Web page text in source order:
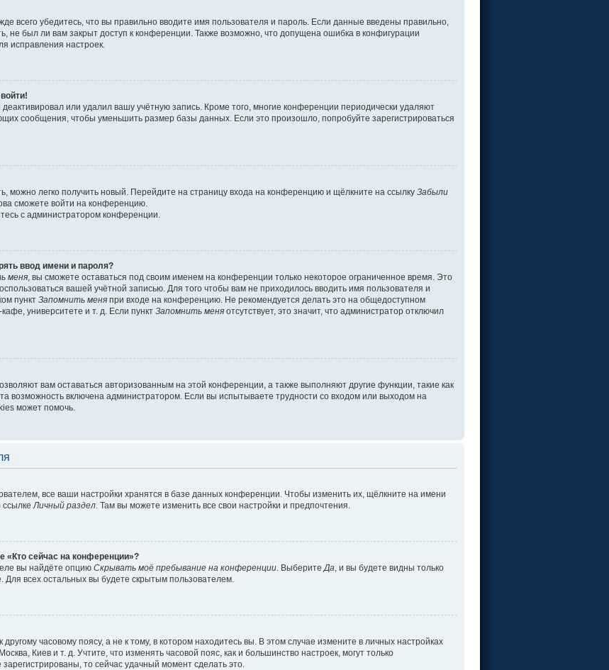
всего убедитесь, что вы правильно вводите имя пользователя и пароль. Если данные введены правильно,
не был ли вам закрыт доступ к конференции. Также возможно, что допущена ошибка в конфигурации
исправления настроек.
или удалил вашу учётную запись. Кроме того, многие конференции периодически удаляют
сообщения, чтобы уменьшить размер базы данных. Если это произошло, попробуйте зарегистрироваться
можно легко получить новый. Перейдите на страницу входа на конференцию и щёлкните на ссылку Забыли
сможете войти на конференцию.
с администратором конференции.
ввод имени и пароля?
меня, вы сможете оставаться под своим именем на конференции только некоторое ограниченное время. Это
вашей учётной записью. Для того чтобы вам не приходилось вводить имя пользователя и
пункт Запомнить меня при входе на конференцию. Не рекомендуется делать это на общедоступном
университете и т. д. Если пункт Запомнить меня отсутствует, это значит, что администратор отключил
вам оставаться авторизованным на этой конференции, а также выполняют другие функции, такие как
возможность включена администратором. Если вы испытываете трудности со входом или выходом на
может помочь.
все ваши настройки хранятся в базе данных конференции. Чтобы изменить их, щёлкните на имени
ссылкеЛичный раздел. Там вы можете изменить все свои настройки и предпочтения.
«Кто сейчас на конференции»?
вы найдёте опцию Скрывать моё пребывание на конференции. ВыберитеДа, и вы будете видны только
всех остальных вы будете скрытым пользователем.
часовому поясу, а не к тому, в котором находитесь вы. В этом случае измените в личных настройках
Киев и т. д. Учтите, что изменять часовой пояс, как и большинство настроек, могут только
то сейчас удачный момент сделать это.